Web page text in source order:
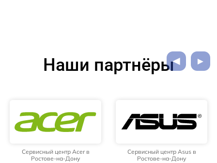
Наши партнёры
Сервисный центр Acer в
Ростове-на-Дону
Сервисный центр Asus в
Ростове-на-Дону